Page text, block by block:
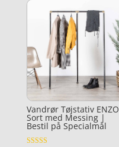
Vandrør Tøjstativ ENZO
Sort med Messing |
Bestil på Specialmål